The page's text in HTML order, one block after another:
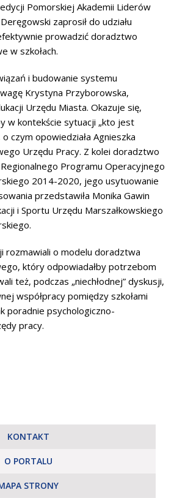
Pomorskiej Akademii Liderów
zaprosił do udziału
prowadzić doradztwo
w szkołach.
i budowanie systemu
Krystyna Przyborowska,
Urzędu Miasta. Okazuje się,
w kontekście sytuacji „kto jest
czym opowiedziała Agnieszka
Urzędu Pracy. Z kolei doradztwo
Programu Operacyjnego
2014-2020, jego usytuowanie
przedstawiła Monika Gawin
i Sportu Urzędu Marszałkowskiego
rozmawiali o modelu doradztwa
który odpowiadałby potrzebom
też, podczas „niechłodnej” dyskusji,
współpracy pomiędzy szkołami
poradnie psychologiczno-
pracy.
KONTAKT
O PORTALU
STRONY